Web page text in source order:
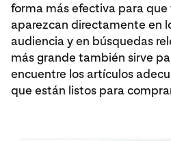
forma más efectiva para
aparezcan directamente en
audiencia y en búsquedas
más grande también sirve
encuentre los artículos
que están listos para